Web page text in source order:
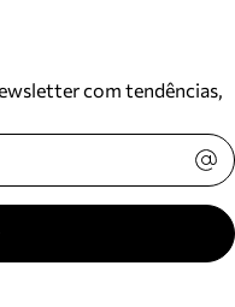
com tendências,